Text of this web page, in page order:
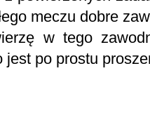
meczu dobre
w tego
jest po prostu